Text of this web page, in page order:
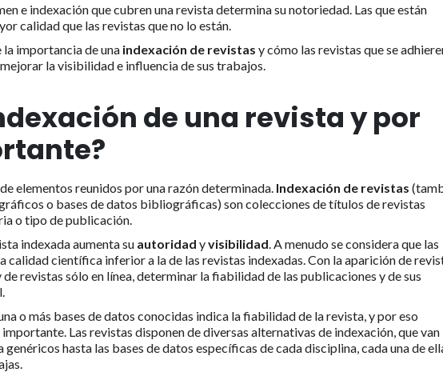
e indexación que cubren una revista determina su notoriedad. Las que están
calidad que las revistas que no lo están.
la importancia de una indexación de revistas y cómo las revistas que se
la visibilidad e influencia de sus trabajos.
de una revista y por
elementos reunidos por una razón determinada. Indexación de revistas
o bases de datos bibliográficas) son colecciones de títulos de revistas
o tipo de publicación.
indexada aumenta su autoridad yvisibilidad . A menudo se considera que las
calidad científica inferior a la de las revistas indexadas. Con la aparición de
revistas sólo en línea, determinar la fiabilidad de las publicaciones y de sus
o más bases de datos conocidas indica la fiabilidad de la revista, y por eso
importante. Las revistas disponen de diversas alternativas de indexación, que van
hasta las bases de datos específicas de cada disciplina, cada una de